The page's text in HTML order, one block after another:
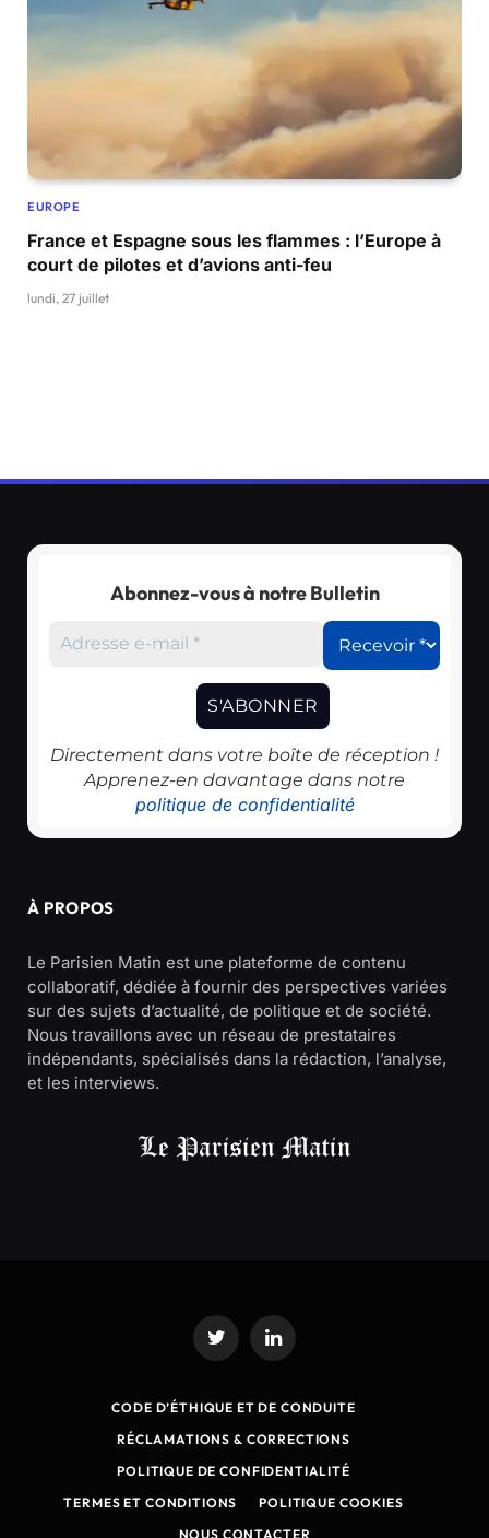
EUROPE
France et Espagne sous les flammes : l’Europe à
court de pilotes et d’avions anti-feu
lundi, 27 juillet
Abonnez-vous à notre Bulletin
Directement dans votre boîte de réception !
Apprenez-en davantage dans notre
politique de confidentialité
À PROPOS
Le Parisien Matin est une plateforme de contenu
collaboratif, dédiée à fournir des perspectives variées
sur des sujets d’actualité, de politique et de société.
Nous travaillons avec un réseau de prestataires
indépendants, spécialisés dans la rédaction, l’analyse,
et les interviews.
Twitter LinkedIn
CODE D’ÉTHIQUE ET DE CONDUITE
RÉCLAMATIONS & CORRECTIONS
POLITIQUE DE CONFIDENTIALITÉ
TERMES ET CONDITIONS
POLITIQUE COOKIES
NOUS CONTACTER